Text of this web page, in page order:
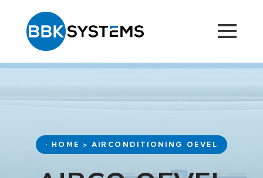
• HOME > AIRCONDITIONING OEVEL